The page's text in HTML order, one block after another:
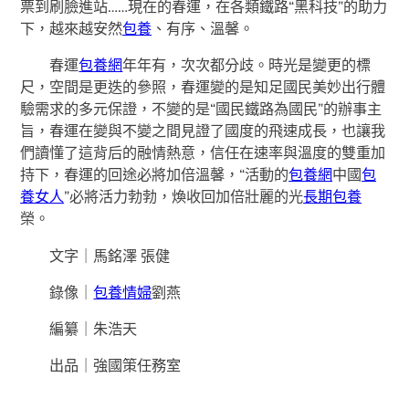
票到刷臉進站……現在的春運，在各類鐵路“黑科技”的助力
下，越來越安然包養 、有序、溫馨。
春運包養網年年有，次次都分歧。時光是變更的標
尺，空間是更迭的參照，春運變的是知足國民美妙出行體
驗需求的多元保證，不變的是“國民鐵路為國民”的辦事主
旨，春運在變與不變之間見證了國度的飛速成長，也讓我
們讀懂了這背后的融情熱意，信任在速率與溫度的雙重加
持下，春運的回途必將加倍溫馨，“活動的包養網中國包
養女人”必將活力勃勃，煥收回加倍壯麗的光長期包養
榮。
文字｜馬銘澤 張健
錄像｜包養情婦劉燕
編纂｜朱浩天
出品｜強國策任務室